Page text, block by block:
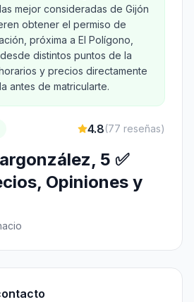
mejor consideradas de Gijón
obtener el permiso de
próxima a El Polígono,
distintos puntos de la
y precios directamente
antes de matricularte.
4.8(77 reseñas)
5 ✅
Opiniones y